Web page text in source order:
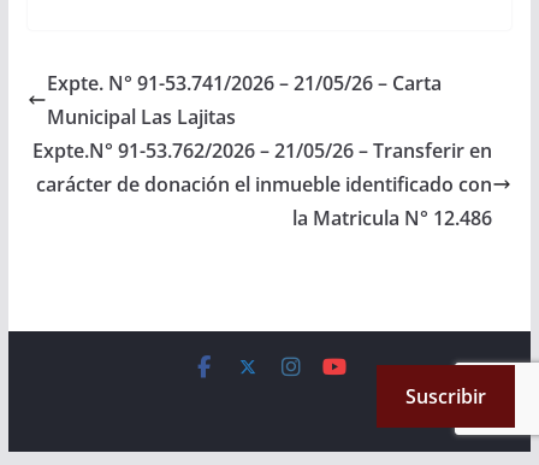
implementación de
una "Extensión Áulica"
del BSPA N° 7224…
Expte. N° 91-53.741/2026 – 21/05/26 – Carta
Municipal Las Lajitas
Expte.N° 91-53.762/2026 – 21/05/26 – Transferir en
carácter de donación el inmueble identificado con
la Matricula N° 12.486
. All rights reserved.
by ThemeGrill. Powered byWordPress.
Suscribir